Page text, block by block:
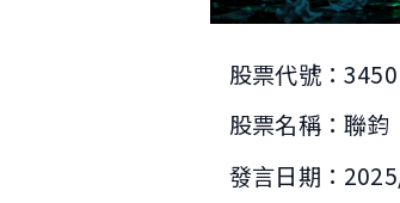
股票代號：3450
股票名稱：聯鈞
發言日期：